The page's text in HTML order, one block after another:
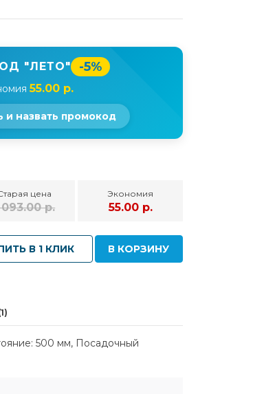
"ЛЕТО" -5%
55.00 р.
и назвать промокод
цена
093.00 р.
Экономия
55.00 р.
В 1 КЛИК В КОРЗИНУ
500 мм, Посадочный